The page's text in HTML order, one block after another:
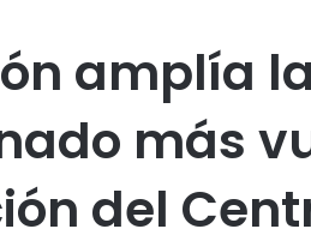
amplía
más
del